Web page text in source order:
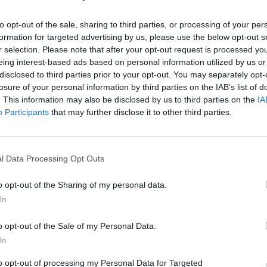
opt-out of the sale, sharing to third parties, or processing of your
for targeted advertising by us, please use the below opt-out
selection. Please note that after your opt-out request is processed
interest-based ads based on personal information utilized by us
to third parties prior to your opt-out. You may separately
of your personal information by third parties on the IAB’s list of
This information may also be disclosed by us to third parties on the
Participants that may further disclose it to other third parties.
Data Processing Opt Outs
opt-out of the Sharing of my personal data.
opt-out of the Sale of my Personal Data.
opt-out of processing my Personal Data for Targeted
a 20 euro, solo nei mesi di luglio e
tassa per imbarcare un bagaglio in stiva
l'anno per un secondo collo). Obiettivo
i passeggeri a viaggiare leggeri». Ieri,
comunicato che il traffico a marzo è
13% rispetto allo stesso mese del 2009
4,7 milioni a 5,3 milioni di posti venduti
di 66,5 milioni nell'anno chiuso il 31
Ryanair aveva già lanciato l'idea della
marcia indietro perchè aveva
stando a quanto riporta il tabloid
Mail. Con questa ennesima tassa extra,
e fare in modo che utilizzino il bagno
il viaggio - ha spiegato il portavoce
- Ciò ci permetterà di togliere
Rudy Giuliani a Come States?
Trump, Meloni e la strategia
americana